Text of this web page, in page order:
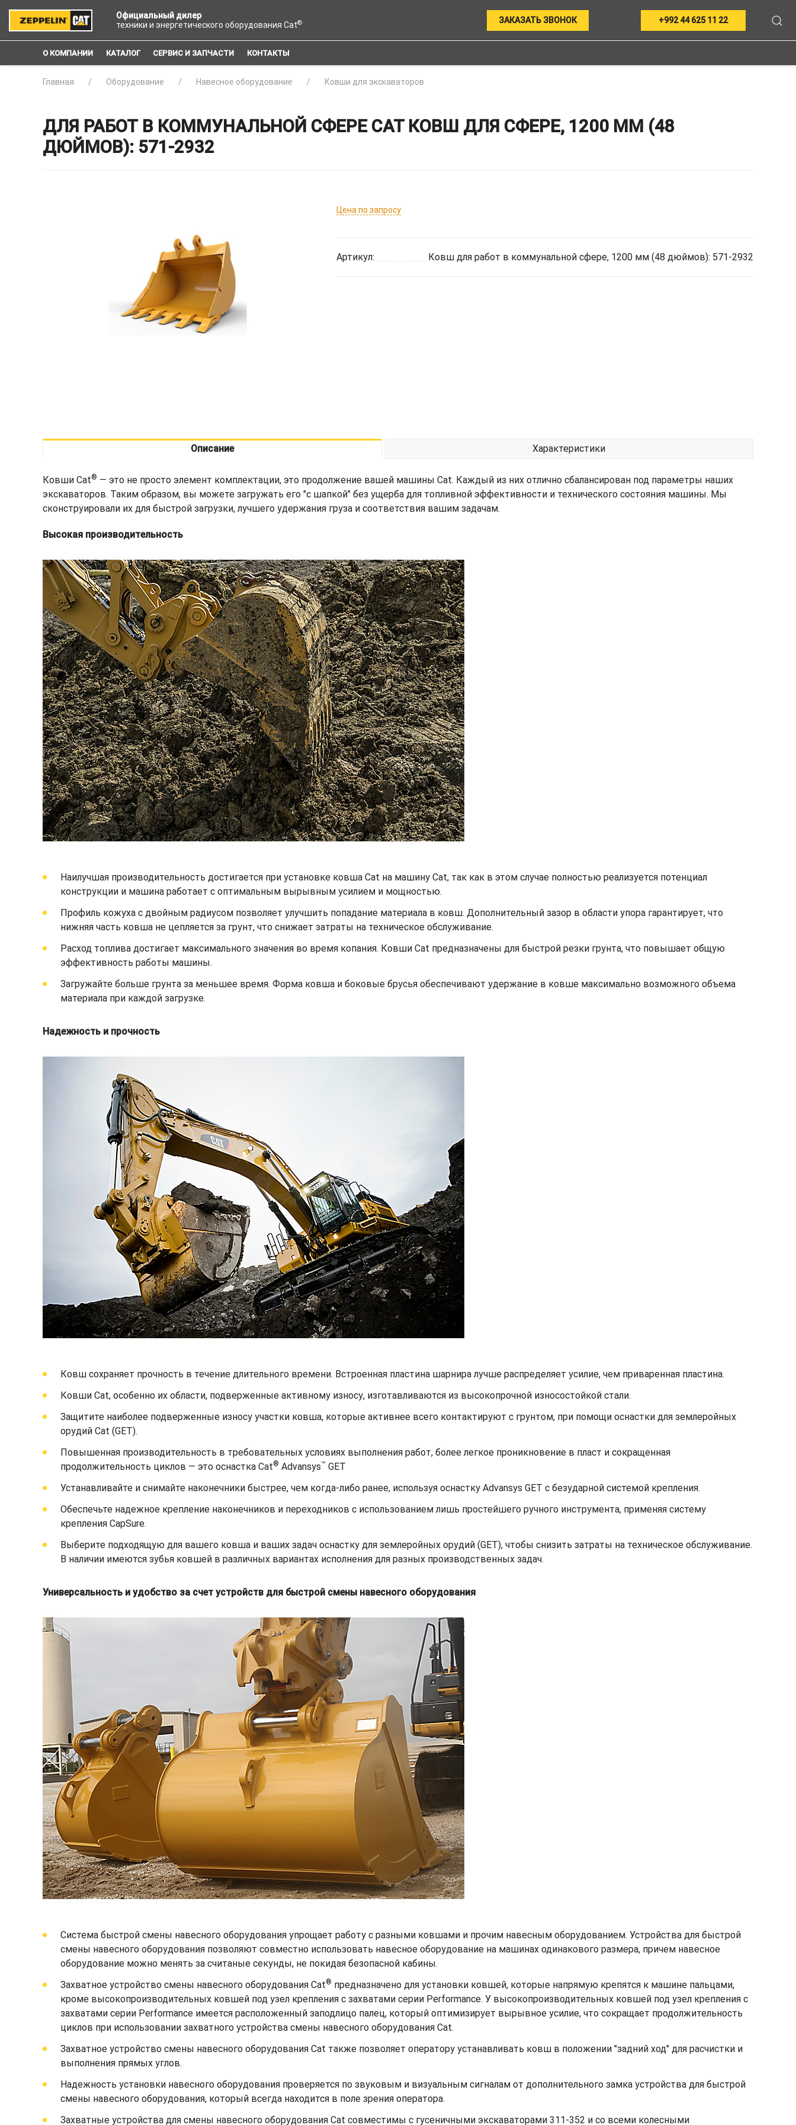
Официальный дилер
техники и энергетического оборудования Cat® ЗАКАЗАТЬ ЗВОНОК +992 44 625 11 22
О КОМПАНИИ КАТАЛОГ СЕРВИС И ЗАПЧАСТИ КОНТАКТЫ
Главная Оборудование Навесное оборудование Ковши для экскаваторов
ДЛЯ РАБОТ В КОММУНАЛЬНОЙ СФЕРЕ CAT КОВШ ДЛЯ СФЕРЕ, 1200 ММ (48
ДЮЙМОВ): 571-2932
Цена по запросу
Артикул: Ковш для работ в коммунальной сфере, 1200 мм (48 дюймов): 571-2932
Описание Характеристики
Ковши Cat® — это не просто элемент комплектации, это продолжение вашей машины Cat. Каждый из них отлично сбалансирован под параметры наших
экскаваторов. Таким образом, вы можете загружать его "с шапкой" без ущерба для топливной эффективности и технического состояния машины. Мы
сконструировали их для быстрой загрузки, лучшего удержания груза и соответствия вашим задачам.
Высокая производительность
Наилучшая производительность достигается при установке ковша Cat на машину Cat, так как в этом случае полностью реализуется потенциал
конструкции и машина работает с оптимальным вырывным усилием и мощностью.
Профиль кожуха с двойным радиусом позволяет улучшить попадание материала в ковш. Дополнительный зазор в области упора гарантирует, что
нижняя часть ковша не цепляется за грунт, что снижает затраты на техническое обслуживание.
Расход топлива достигает максимального значения во время копания. Ковши Cat предназначены для быстрой резки грунта, что повышает общую
эффективность работы машины.
Загружайте больше грунта за меньшее время. Форма ковша и боковые брусья обеспечивают удержание в ковше максимально возможного объема
материала при каждой загрузке.
Надежность и прочность
Ковш сохраняет прочность в течение длительного времени. Встроенная пластина шарнира лучше распределяет усилие, чем приваренная пластина.
Ковши Cat, особенно их области, подверженные активному износу, изготавливаются из высокопрочной износостойкой стали.
Защитите наиболее подверженные износу участки ковша, которые активнее всего контактируют с грунтом, при помощи оснастки для землеройных
орудий Cat (GET).
Повышенная производительность в требовательных условиях выполнения работ, более легкое проникновение в пласт и сокращенная
продолжительность циклов — это оснастка Cat® Advansys™ GET
Устанавливайте и снимайте наконечники быстрее, чем когда-либо ранее, используя оснастку Advansys GET с безударной системой крепления.
Обеспечьте надежное крепление наконечников и переходников с использованием лишь простейшего ручного инструмента, применяя систему
крепления CapSure.
Выберите подходящую для вашего ковша и ваших задач оснастку для землеройных орудий (GET), чтобы снизить затраты на техническое обслуживание.
В наличии имеются зубья ковшей в различных вариантах исполнения для разных производственных задач.
Универсальность и удобство за счет устройств для быстрой смены навесного оборудования
Система быстрой смены навесного оборудования упрощает работу с разными ковшами и прочим навесным оборудованием. Устройства для быстрой
смены навесного оборудования позволяют совместно использовать навесное оборудование на машинах одинакового размера, причем навесное
оборудование можно менять за считаные секунды, не покидая безопасной кабины.
Захватное устройство смены навесного оборудования Cat® предназначено для установки ковшей, которые напрямую крепятся к машине пальцами,
кроме высокопроизводительных ковшей под узел крепления с захватами серии Performance. У высокопроизводительных ковшей под узел крепления с
захватами серии Performance имеется расположенный заподлицо палец, который оптимизирует вырывное усилие, что сокращает продолжительность
циклов при использовании захватного устройства смены навесного оборудования Cat.
Захватное устройство смены навесного оборудования Cat также позволяет оператору устанавливать ковш в положении "задний ход" для расчистки и
выполнения прямых углов.
Надежность установки навесного оборудования проверяется по звуковым и визуальным сигналам от дополнительного замка устройства для быстрой
смены навесного оборудования, который всегда находится в поле зрения оператора.
Захватные устройства для смены навесного оборудования Cat совместимы с гусеничными экскаваторами 311-352 и со всеми колесными